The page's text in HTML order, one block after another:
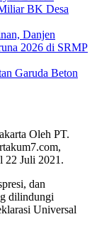
BK Desa
Danjen
2026 di SRMP
Garuda Beton
Oleh PT.
22 Juli 2021.
dan
dilindungi
Universal